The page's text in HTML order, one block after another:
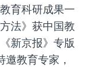
育科研成果一
法》获中国教
新京报》专版
教育专家，